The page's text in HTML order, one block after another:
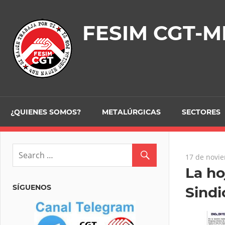
content
FESIM CGT-
¿QUIENES SOMOS? METALÚRGICAS SECTORES
17 de
La
SÍGUENOS